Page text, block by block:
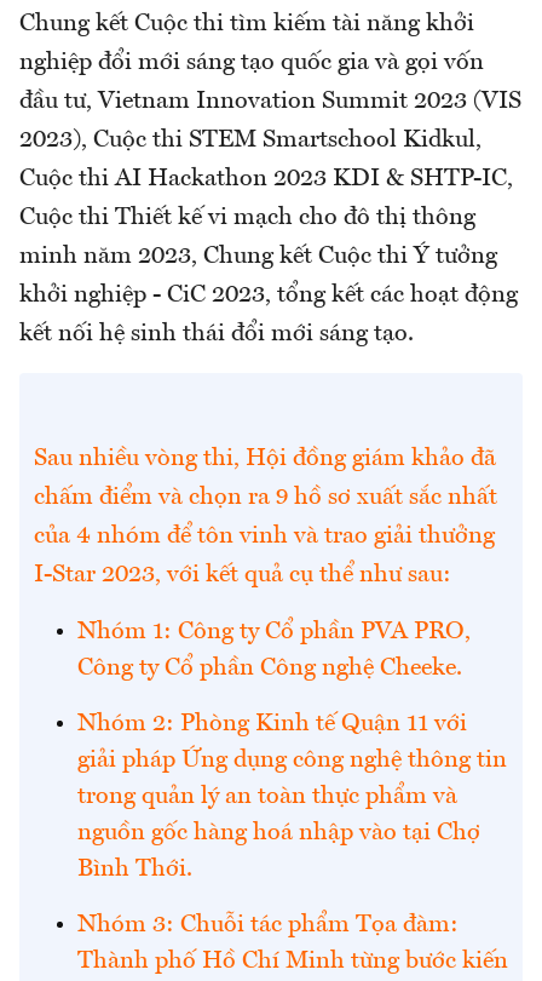
Chung kết Cuộc thi tìm kiếm tài năng khởi
nghiệp đổi mới sáng tạo quốc gia và gọi vốn
đầu tư, Vietnam Innovation Summit 2023 (VIS
2023), Cuộc thi STEM Smartschool Kidkul,
Cuộc thi AI Hackathon 2023 KDI & SHTP-IC,
Cuộc thi Thiết kế vi mạch cho đô thị thông
minh năm 2023, Chung kết Cuộc thi Ý tưởng
khởi nghiệp - CiC 2023, tổng kết các hoạt động
kết nối hệ sinh thái đổi mới sáng tạo.
Sau nhiều vòng thi, Hội đồng giám khảo đã
chấm điểm và chọn ra 9 hồ sơ xuất sắc nhất
của 4 nhóm để tôn vinh và trao giải thưởng
I-Star 2023, với kết quả cụ thể như sau:
Nhóm 1: Công ty Cổ phần PVA PRO,
Công ty Cổ phần Công nghệ Cheeke.
Nhóm 2: Phòng Kinh tế Quận 11 với
giải pháp Ứng dụng công nghệ thông tin
trong quản lý an toàn thực phẩm và
nguồn gốc hàng hoá nhập vào tại Chợ
Bình Thới.
Nhóm 3: Chuỗi tác phẩm Tọa đàm:
Thành phố Hồ Chí Minh từng bước kiến